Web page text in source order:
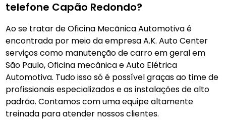
telefone Capão Redondo?
Ao se tratar de Oficina Mecãnica Automotiva é
encontrada por meio da empresa A.K. Auto Center
serviços como manutenção de carro em geral em
São Paulo, Oficina mecânica e Auto Elétrica
Automotiva. Tudo isso só é possível graças ao time de
profissionais especializados e as instalações de alto
padrão. Contamos com uma equipe altamente
treinada para atender nossos clientes.